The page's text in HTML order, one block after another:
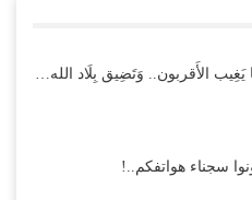
يَغِيب الأَقربون.. وَتَضِيق بِلَاد الله…
سجناء هواتفكم..!